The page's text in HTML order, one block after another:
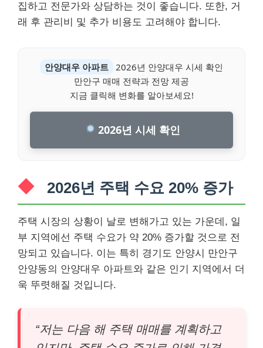
집하고 전문가와 상담하는 것이 좋습니다. 또한, 거
래 후 관리비 및 추가 비용도 고려해야 합니다.
안양대우 아파트 2026년 안양대우 시세 확인
만안구 매매 전략과 전망 제공
지금 클릭해 변화를 알아보세요!
2026년 시세 확인
2026년 주택 수요 20% 증가
주택 시장의 상황이 날로 변해가고 있는 가운데, 일
부 지역에선 주택 수요가 약 20% 증가할 것으로 전
망되고 있습니다. 이는 특히 경기도 안양시 만안구
안양동의 안양대우 아파트와 같은 인기 지역에서 더
욱 뚜렷해질 것입니다.
“저는 다음 해 주택 매매를 계획하고